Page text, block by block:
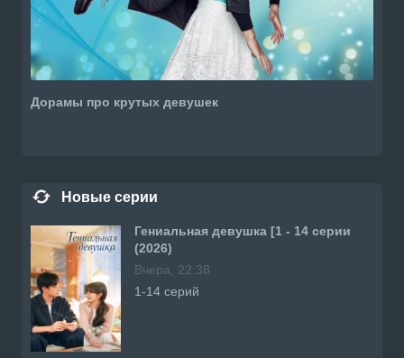
Дорамы про крутых девушек
Новые серии
Гениальная девушка [1 - 14 серии
(2026)
Вчера, 22:38
1-14 серий